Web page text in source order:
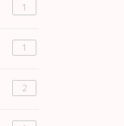
1
1
2